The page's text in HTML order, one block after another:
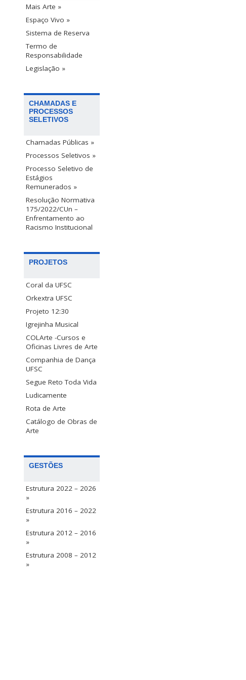
Mais Arte »
Espaço Vivo »
Sistema de Reserva
Termo de
Responsabilidade
Legislação »
CHAMADAS E
PROCESSOS
SELETIVOS
Chamadas Públicas »
Processos Seletivos »
Processo Seletivo de
Estágios
Remunerados »
Resolução Normativa
175/2022/CUn –
Enfrentamento ao
Racismo Institucional
PROJETOS
Coral da UFSC
Orkextra UFSC
Projeto 12:30
Igrejinha Musical
COLArte -Cursos e
Oficinas Livres de Arte
Companhia de Dança
UFSC
Segue Reto Toda Vida
Ludicamente
Rota de Arte
Catálogo de Obras de
Arte
GESTÕES
Estrutura 2022 – 2026
»
Estrutura 2016 – 2022
»
Estrutura 2012 – 2016
»
Estrutura 2008 – 2012
»